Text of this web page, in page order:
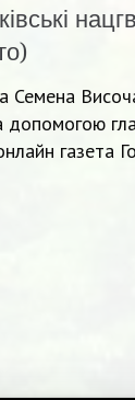
Семена
газета